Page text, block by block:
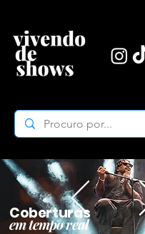
Coberturas
em tempo real